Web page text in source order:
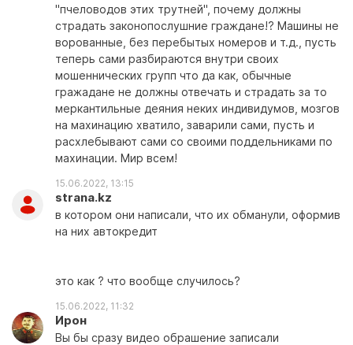
"пчеловодов этих трутней", почему должны
страдать законопослушние граждане!? Машины не
ворованные, без перебытых номеров и т.д., пусть
теперь сами разбираются внутри своих
мошеннических групп что да как, обычные
гражадане не должны отвечать и страдать за то
меркантильные деяния неких индивидумов, мозгов
на махинацию хватило, заварили сами, пусть и
расхлебывают сами со своими поддельниками по
махинации. Мир всем!
15.06.2022, 13:15
strana.kz
в котором они написали, что их обманули, оформив
на них автокредит
это как ? что вообще случилось?
15.06.2022, 11:32
Ирон
Вы бы сразу видео обрашение записали